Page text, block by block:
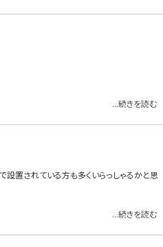
...続きを読む
設置されている方も多くいらっしゃるかと思
...続きを読む